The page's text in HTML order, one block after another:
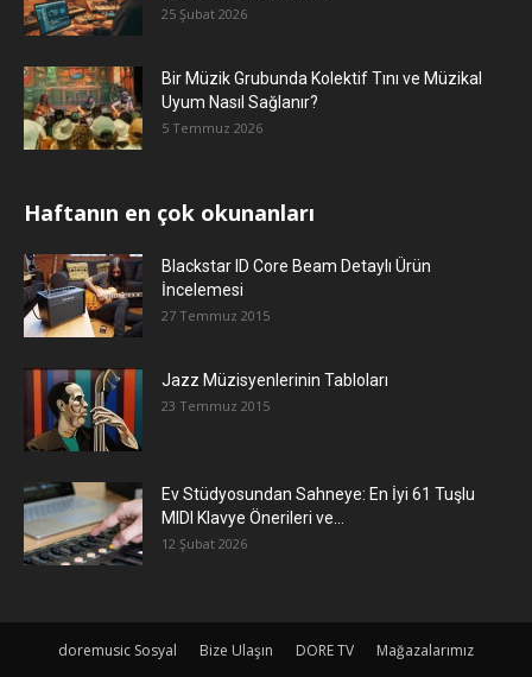
25 Şubat 2026
Bir Müzik Grubunda Kolektif Tını ve Müzikal
Uyum Nasıl Sağlanır?
5 Temmuz 2026
Haftanın en çok okunanları
Blackstar ID Core Beam Detaylı Ürün
İncelemesi
27 Temmuz 2015
Jazz Müzisyenlerinin Tabloları
23 Temmuz 2015
Ev Stüdyosundan Sahneye: En İyi 61 Tuşlu
MIDI Klavye Önerileri ve...
12 Şubat 2026
doremusic Sosyal Bize Ulaşın DORE TV Mağazalarımız